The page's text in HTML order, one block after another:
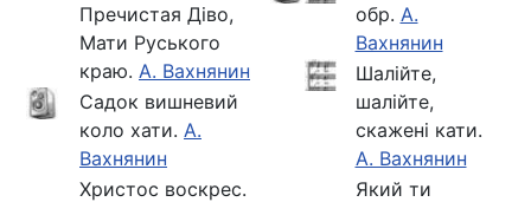
Пречистая Діво,
Мати Руського
краю. А. Вахнянин
Садок вишневий
коло хати. А.
Вахнянин
Христос воскрес.
обр. А.
Вахнянин
Шалійте,
шалійте,
скажені кати.
А. Вахнянин
Який ти